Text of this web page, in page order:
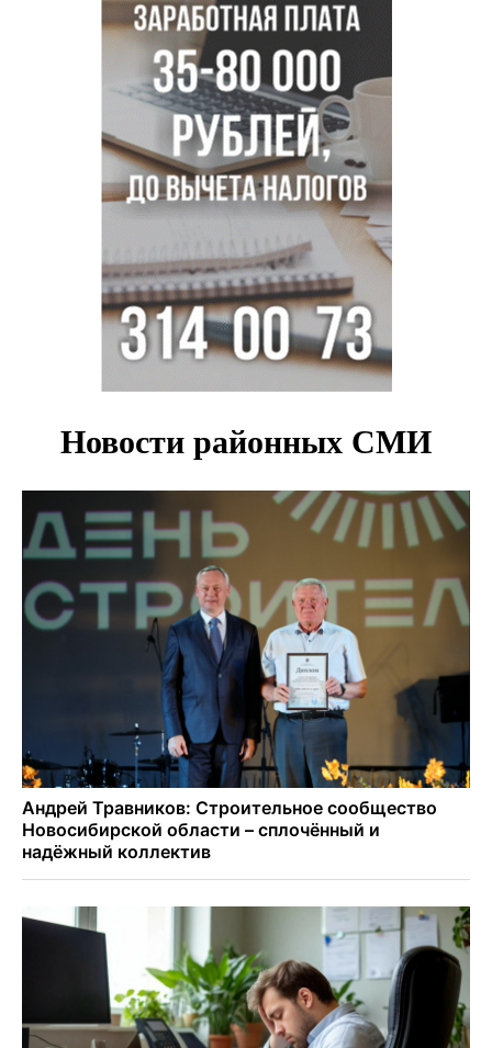
найти пропавшего мальчика
Новосибирцам объяснили новые правила сверхурочной